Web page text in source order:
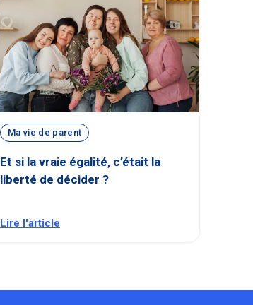
Ma vie de parent
Et si la vraie égalité, c’était la
liberté de décider ?
Lire l'article